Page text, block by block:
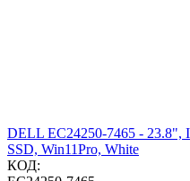
DELL EC24250-7465 - 23.8",
SSD, Win11Pro, White
КОД: